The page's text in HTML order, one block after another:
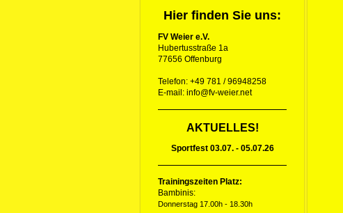
Hier finden Sie uns:
FV Weier e.V.
Hubertusstraße 1a
77656 Offenburg
Telefon: +49 781 / 96948258
E-mail: info@fv-weier.net
AKTUELLES!
Sportfest 03.07. - 05.07.26
Trainingszeiten Platz:
Bambinis:
Donnerstag 17.00h - 18.30h